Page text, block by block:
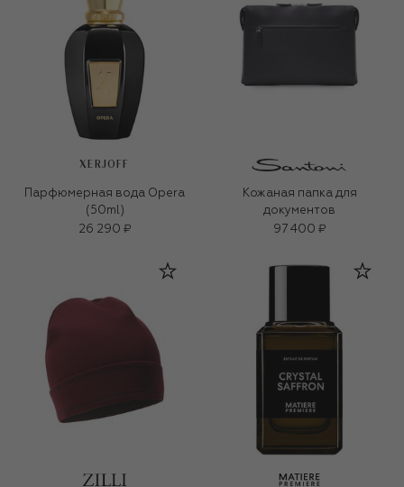
XERJOFF
Парфюмерная вода Opera
(50ml)
26 290 ₽
Кожаная папка для
документов
97 400 ₽